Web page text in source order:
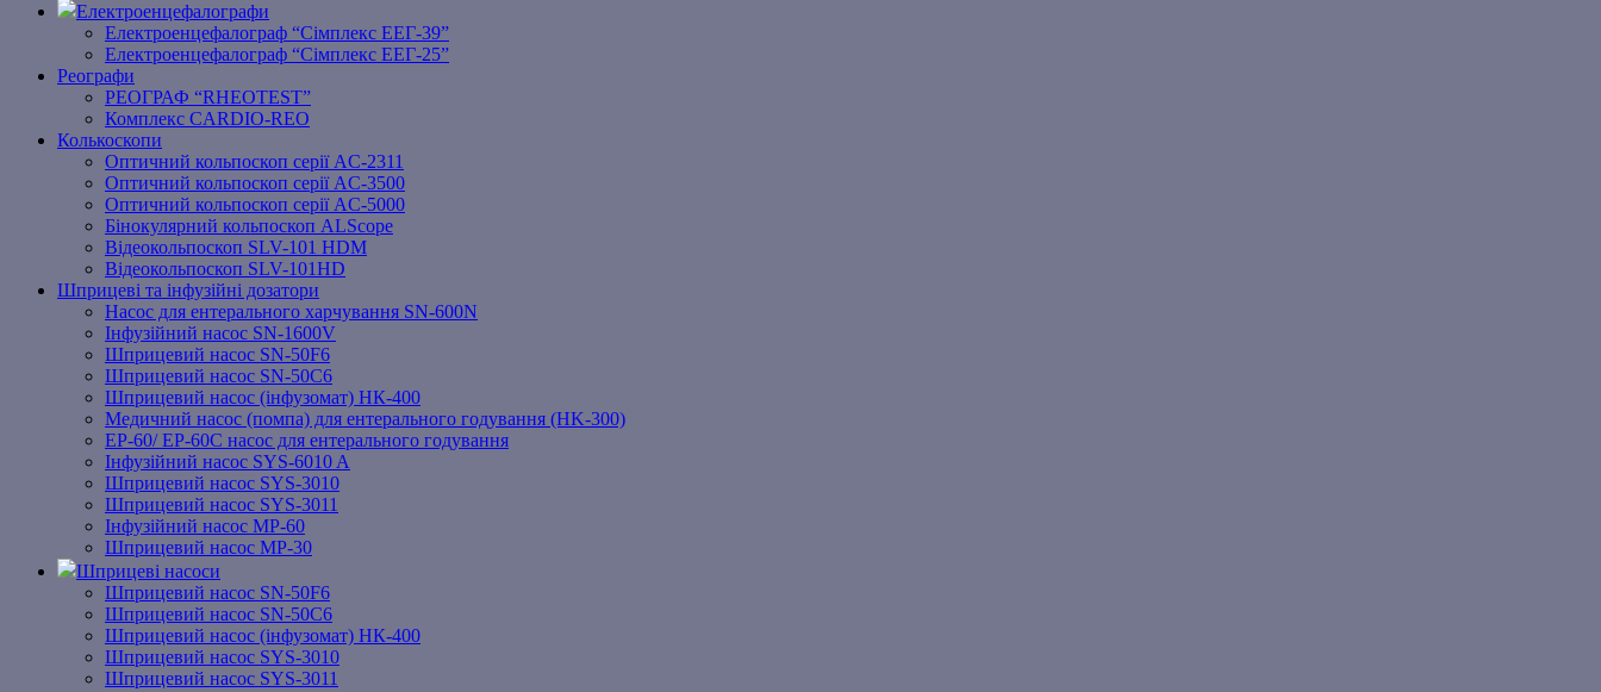
Електроенцефалографи
Електроенцефалограф “Сімплекс ЕЕГ-39”
Електроенцефалограф “Сімплекс ЕЕГ-25”
Реографи
РЕОГРАФ “RHEOTEST”
Комплекс CARDIO-REO
Колькоскопи
Оптичний кольпоскоп серії AC-2311
Оптичний кольпоскоп серії AC-3500
Оптичний кольпоскоп серії AC-5000
Бінокулярний кольпоскоп ALScope
Відеокольпоскоп SLV-101 HDM
Відеокольпоскоп SLV-101HD
Шприцеві та інфузійні дозатори
Насос для ентерального харчування SN-600N
Інфузійний насос SN-1600V
Шприцевий насос SN-50F6
Шприцевий насос SN-50C6
Шприцевий насос (інфузомат) НК-400
Медичний насос (помпа) для ентерального годування (HK-300)
EP-60/ EP-60C насос для ентерального годування
Інфузійний насос SYS-6010 A
Шприцевий насос SYS-3010
Шприцевий насос SYS-3011
Інфузійний насос MP-60
Шприцевий насос MP-30
Шприцеві насоси
Шприцевий насос SN-50F6
Шприцевий насос SN-50C6
Шприцевий насос (інфузомат) НК-400
Шприцевий насос SYS-3010
Шприцевий насос SYS-3011